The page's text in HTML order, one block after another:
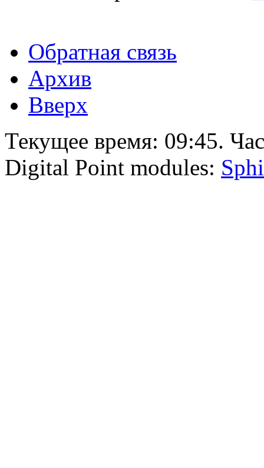
Обратная связь
Архив
Вверх
Текущее время: 09:45.
Digital Point modules: